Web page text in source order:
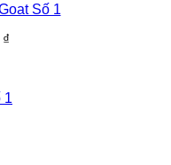
Số 1
₫